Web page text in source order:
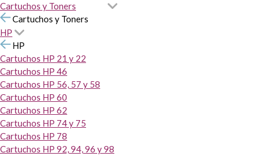
Cartuchos y Toners
Cartuchos y Toners
HP
HP
Cartuchos HP 21 y 22
Cartuchos HP 46
Cartuchos HP 56, 57 y 58
Cartuchos HP 60
Cartuchos HP 62
Cartuchos HP 74 y 75
Cartuchos HP 78
Cartuchos HP 92, 94, 96 y 98